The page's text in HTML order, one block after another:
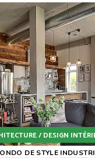
/ DESIGN
DE STYLE